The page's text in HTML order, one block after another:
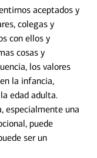
aceptados y
colegas y
con ellos y
cosas y
los valores
la infancia,
edad adulta.
especialmente una
puede
ser un